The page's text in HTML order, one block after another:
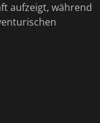
aufzeigt, während